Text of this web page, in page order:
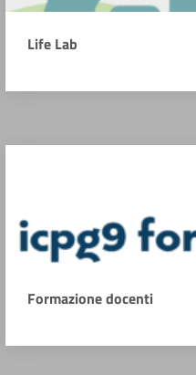
Life Lab
Formazione docenti